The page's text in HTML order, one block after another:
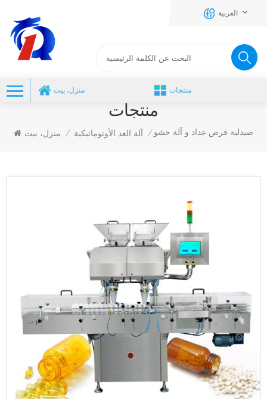
العربية
منزل، بيت منتجات
منتجات
منزل، بيت / آلة العد الأوتوماتيكية / صيدلية قرص عداد و آلة حشو